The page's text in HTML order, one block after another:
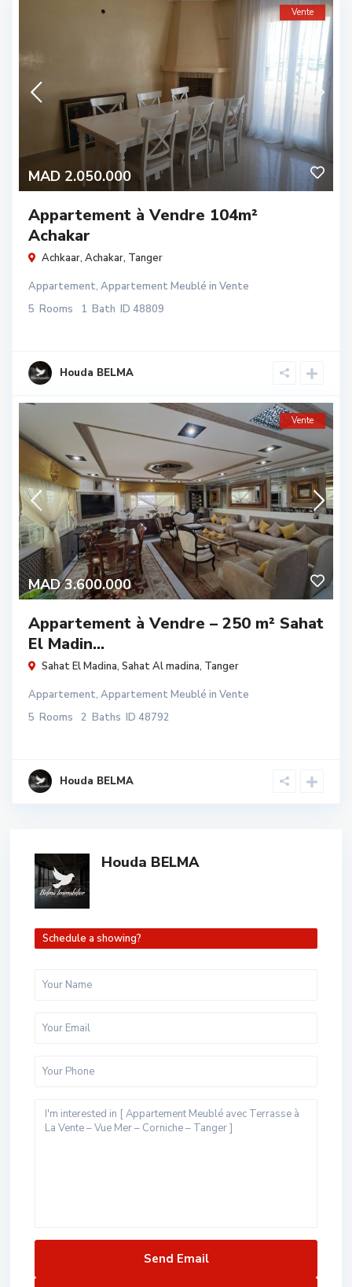
MAD 2.050.000
Vente
Appartement à Vendre 104m²
Achakar
Achkaar, Achakar, Tanger
Appartement, Appartement Meublé in Vente
5 Rooms 1 Bath ID 48809
Houda BELMA
MAD 3.600.000
Vente
Appartement à Vendre – 250 m² Sahat
El Madin...
Sahat El Madina, Sahat Al madina, Tanger
Appartement, Appartement Meublé in Vente
5 Rooms 2 Baths ID 48792
Houda BELMA
Houda BELMA
Schedule a showing?